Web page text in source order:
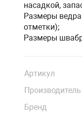
насадкой,
Размеры
отметки);
Размеры
Артикул
Производитель
Бренд